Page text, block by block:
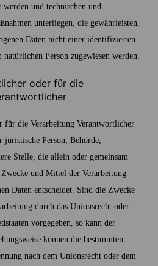
werden und technischen und
unterliegen, die gewährleisten,
Daten nicht einer identifizierten
Person zugewiesen werden.
oder für die
für die Verarbeitung Verantwortlicher
Person, Behörde,
Stelle, die allein oder gemeinsam
und Mittel der Verarbeitung
Daten entscheidet. Sind die Zwecke
durch das Unionsrecht oder
vorgegeben, so kann der
können die bestimmten
nach dem Unionsrecht oder dem